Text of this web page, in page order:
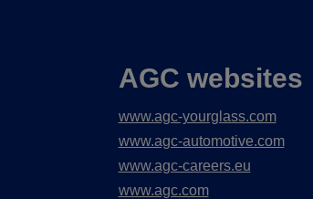
AGC websites
www.agc-yourglass.com
www.agc-automotive.com
www.agc-careers.eu
www.agc.com